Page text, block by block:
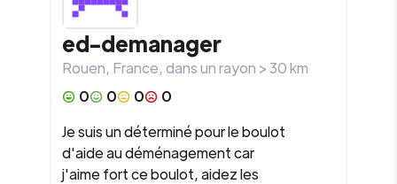
ed-demanager
Rouen, France, dans un rayon >30km
0
0 0
0
Je suis un déterminé pour le boulot
d'aide au déménagement car
j'aime fort ce boulot, aidez les